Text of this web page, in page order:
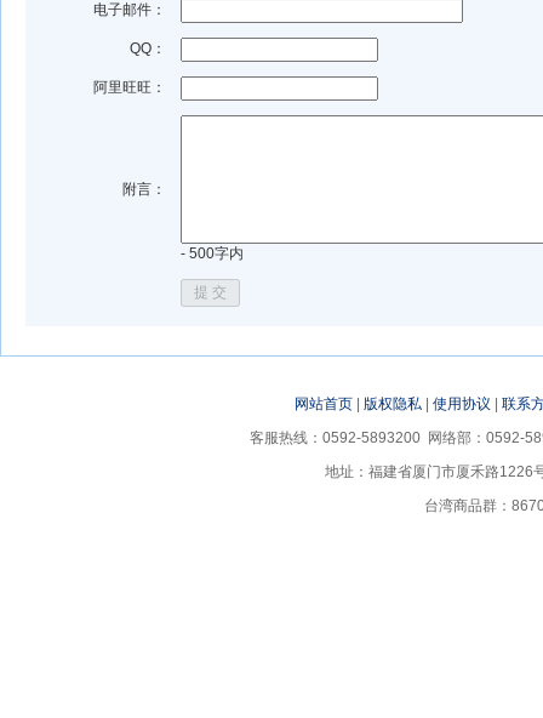
电子邮件：
QQ：
阿里旺旺：
附言：
- 500字内
网站首页 版权隐私 使用协议
联系
客服热线：0592-5893200 网络部：0592-
地址：福建省厦门市厦禾路
台湾商品群：